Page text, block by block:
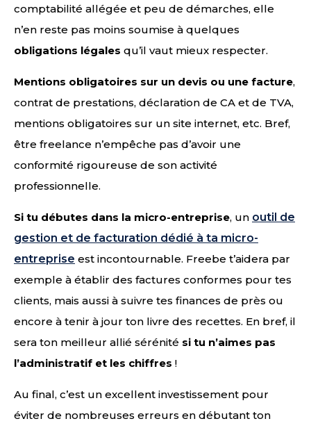
comptabilité allégée et peu de démarches, elle
n’en reste pas moins soumise à quelques
obligations légales qu’il vaut mieux respecter.
Mentions obligatoires sur un devis ou une facture,
contrat de prestations, déclaration de CA et de TVA,
mentions obligatoires sur un site internet, etc. Bref,
être freelance n’empêche pas d’avoir une
conformité rigoureuse de son activité
professionnelle.
Si tu débutes dans la micro-entreprise, un outil de
gestion et de facturation dédié à ta micro-
entreprise est incontournable. Freebe t’aidera par
exemple à établir des factures conformes pour tes
clients, mais aussi à suivre tes finances de près ou
encore à tenir à jour ton livre des recettes. En bref, il
sera ton meilleur allié sérénité si tu n’aimes pas
l’administratif et les chiffres !
Au final, c’est un excellent investissement pour
éviter de nombreuses erreurs en débutant ton